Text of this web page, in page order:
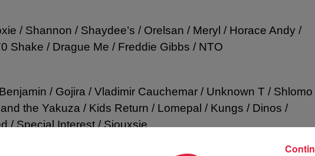
/ Shannon / Shaydee’s / Orelsan / Meryl / Horace Andy /
Shake / Drague Me / Freddie Gibbs / NTO
/ Gojira / Vladimir Cauchemar / Unknown T / Shlomo
the Yakuza / Kids Return / Lomepal / Kungs / Dinos /
/ Special Interest / Siouxsie